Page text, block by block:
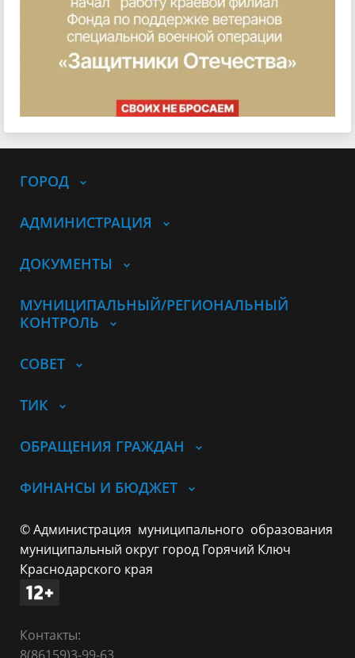
ГОРОД
АДМИНИСТРАЦИЯ
ДОКУМЕНТЫ
МУНИЦИПАЛЬНЫЙ/РЕГИОНАЛЬНЫЙ
КОНТРОЛЬ
СОВЕТ
ТИК
ОБРАЩЕНИЯ ГРАЖДАН
ФИНАНСЫ И БЮДЖЕТ
© Администрация муниципального образования
муниципальный округ город Горячий Ключ
Краснодарского края
Контакты: